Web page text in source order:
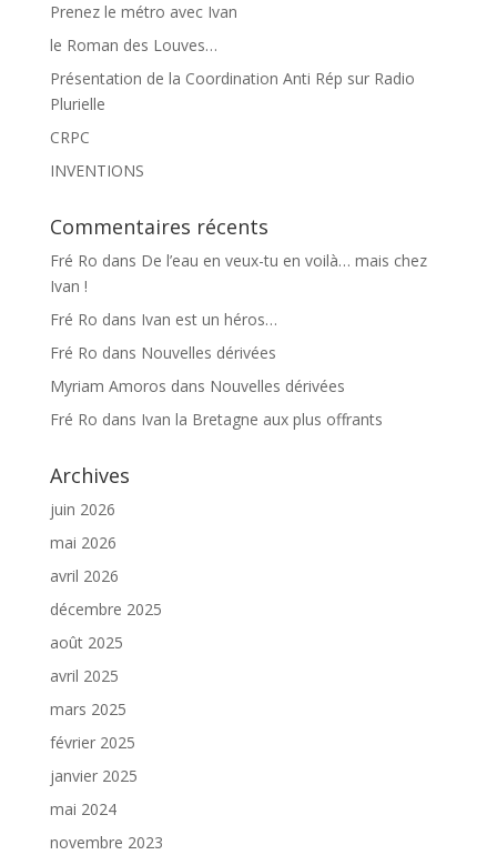
Prenez le métro avec Ivan
le Roman des Louves…
Présentation de la Coordination Anti Rép sur Radio
Plurielle
CRPC
INVENTIONS
Commentaires récents
Fré Ro dans De l’eau en veux-tu en voilà… mais chez
Ivan !
Fré Ro dans Ivan est un héros…
Fré Ro dans Nouvelles dérivées
Myriam Amoros dans Nouvelles dérivées
Fré Ro dans Ivan la Bretagne aux plus offrants
Archives
juin 2026
mai 2026
avril 2026
décembre 2025
août 2025
avril 2025
mars 2025
février 2025
janvier 2025
mai 2024
novembre 2023